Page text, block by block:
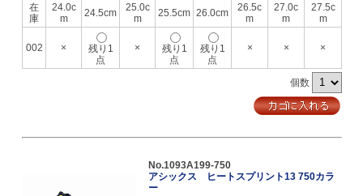
在
庫
24.0c
m
24.5cm
25.0c
m
25.5cm 26.0cm
26.5c
m
27.0c
m
27.5c
m
002 ×
残り1
点
×
残り1
点
残り1
点
× × ×
個数
No.1093A199-750
アシックス ヒートスプリント13 750カラ
ー